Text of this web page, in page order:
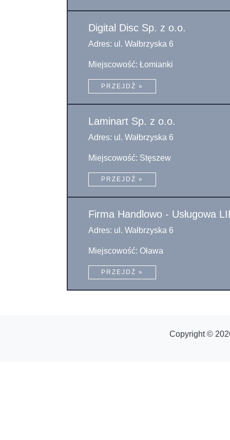
Digital Disc Sp. z o.o.
Adres: ul. Wałbrzyska 6
Miejscowość: Łomianki
PRZEJDŹ »
Laminart Sp. z o.o.
Adres: ul. Wałbrzyska 6
Miejscowość: Stęszew
PRZEJDŹ »
Firma Handlowo - Usługowa
Adres: ul. Wałbrzyska 6
Miejscowość: Oława
PRZEJDŹ »
Copyright ©